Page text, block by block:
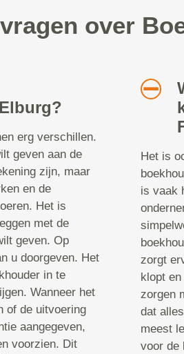
over
erg verschillen.
geven aan de
zijn, maar
en de
Het is
met de
geven. Op
u doorgeven. Het
in te
Wanneer het
of de uitvoering
aangegeven,
voorzien. Dit
Het is
is vaak
zorgt
klopt
zorgen
dat
meest
voor de